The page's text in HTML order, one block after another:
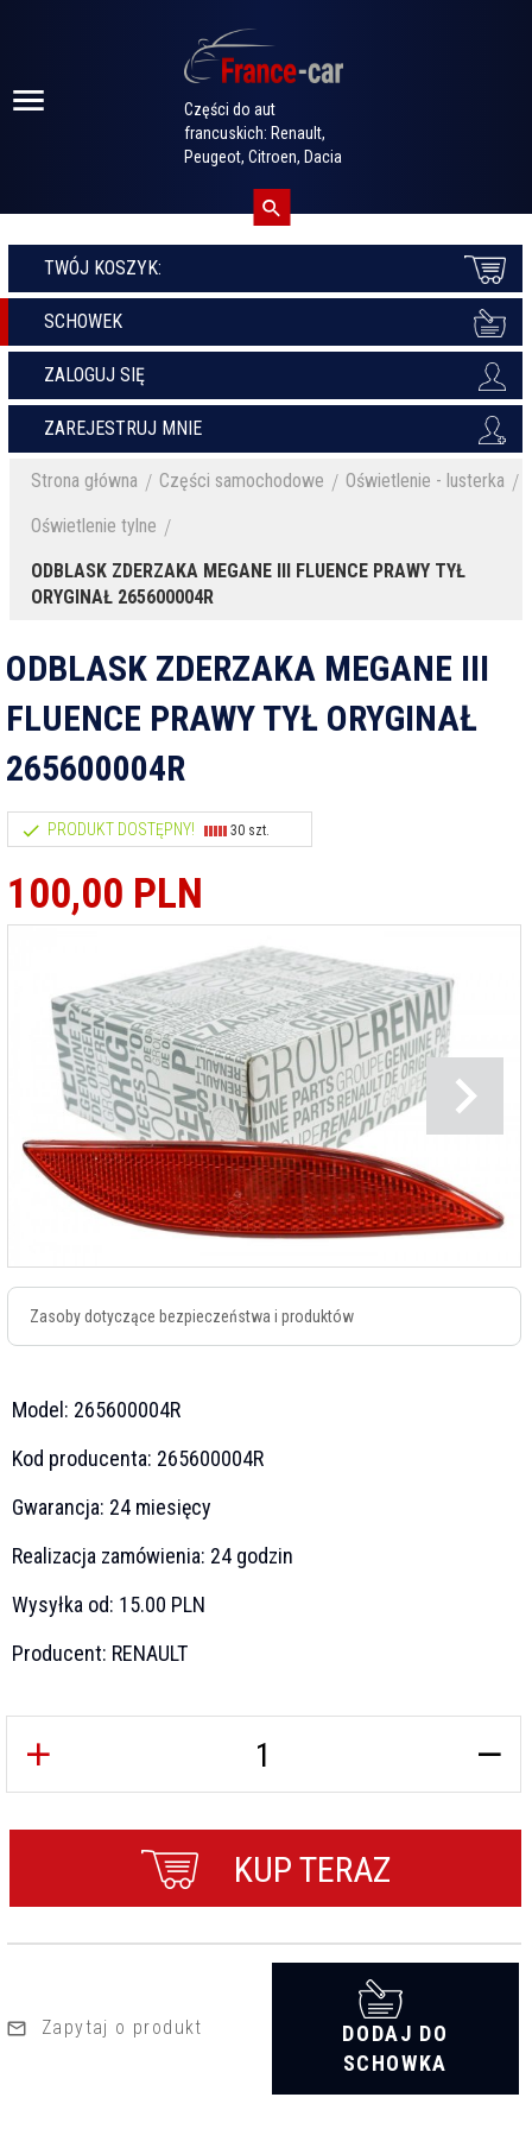
Części do aut
francuskich: Renault,
Peugeot, Citroen, Dacia
TWÓJ KOSZYK:
SCHOWEK
ZALOGUJ SIĘ
ZAREJESTRUJ MNIE
Strona główna Części samochodowe
Oświetlenie - lusterka
Oświetlenie tylne
ODBLASK ZDERZAKA MEGANE III FLUENCE PRAWY TYŁ
ORYGINAŁ 265600004R
ODBLASK ZDERZAKA MEGANE III
FLUENCE PRAWY TYŁ ORYGINAŁ
265600004R
PRODUKT DOSTĘPNY! 30 szt.
100,00 PLN
Zasoby dotyczące bezpieczeństwa i produktów
Model: 265600004R
Kod producenta: 265600004R
Gwarancja: 24 miesięcy
Realizacja zamówienia: 24 godzin
Wysyłka od: 15.00 PLN
Producent: RENAULT
KUP TERAZ
Zapytaj o produkt
DODAJ DO
SCHOWKA